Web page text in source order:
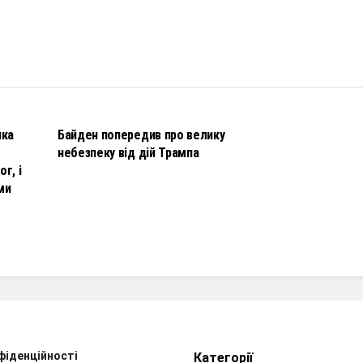
і
Байден попередив про велику
небезпеку від дій Трампа
Категорії